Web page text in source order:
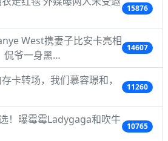
15876
West携妻子比安卡亮相
侃爷一身黑…
14607
卡转场，我们慕容璟和，
11260
！曝霉霉Ladygaga和吹牛
10765